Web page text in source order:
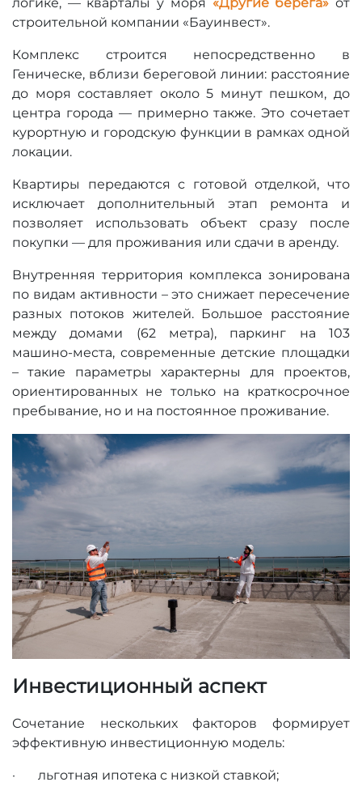
строительной компании «Бауинвест».
Комплекс строится непосредственно в
Геническе, вблизи береговой линии: расстояние
до моря составляет около 5 минут пешком, до
центра города — примерно также. Это сочетает
курортную и городскую функции в рамках одной
локации.
Квартиры передаются с готовой отделкой, что
исключает дополнительный этап ремонта и
позволяет использовать объект сразу после
покупки — для проживания или сдачи в аренду.
Внутренняя территория комплекса зонирована
по видам активности – это снижает пересечение
разных потоков жителей. Большое расстояние
между домами (62 метра), паркинг на 103
машино-места, современные детские площадки
– такие параметры характерны для проектов,
ориентированных не только на краткосрочное
пребывание, но и на постоянное проживание.
Инвестиционный аспект
Сочетание нескольких факторов формирует
эффективную инвестиционную модель:
· льготная ипотека с низкой ставкой;